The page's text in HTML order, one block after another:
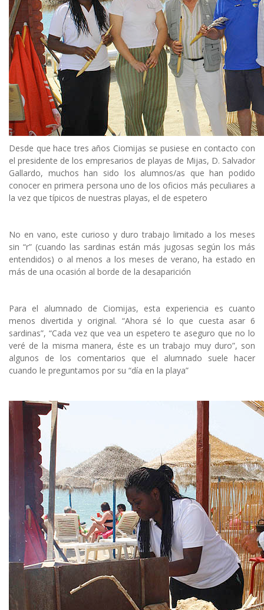
Desde que hace tres años Ciomijas se pusiese en contacto con
el presidente de los empresarios de playas de Mijas, D. Salvador
Gallardo, muchos han sido los alumnos/as que han podido
conocer en primera persona uno de los oficios más peculiares a
la vez que típicos de nuestras playas, el de espetero
No en vano, este curioso y duro trabajo limitado a los meses
sin “r” (cuando las sardinas están más jugosas según los más
entendidos) o al menos a los meses de verano, ha estado en
más de una ocasión al borde de la desaparición
Para el alumnado de Ciomijas, esta experiencia es cuanto
menos divertida y original. “Ahora sé lo que cuesta asar 6
sardinas”, “Cada vez que vea un espetero te aseguro que no lo
veré de la misma manera, éste es un trabajo muy duro”, son
algunos de los comentarios que el alumnado suele hacer
cuando le preguntamos por su “día en la playa”